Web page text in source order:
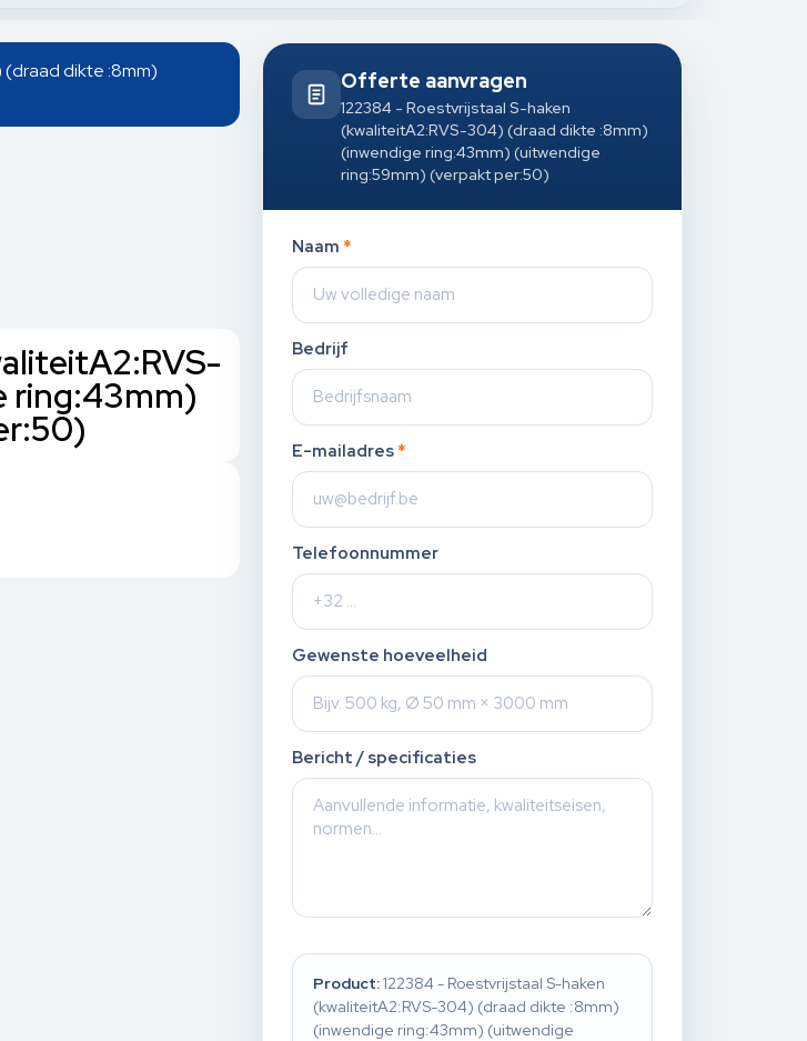
dikte :8mm)
ring:43mm)
Offerte aanvragen
122384 - Roestvrijstaal S-haken
(kwaliteitA2:RVS-304) (draad dikte :8mm)
(inwendige ring:43mm) (uitwendige
ring:59mm) (verpakt per:50)
Naam *
Bedrijf
E-mailadres *
Telefoonnummer
Gewenste hoeveelheid
Bericht / specificaties
Product:122384 - Roestvrijstaal S-haken
(kwaliteitA2:RVS-304) (draad dikte :8mm)
(inwendige ring:43mm) (uitwendige